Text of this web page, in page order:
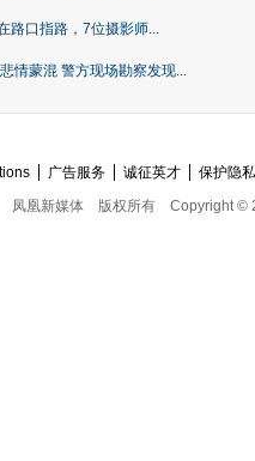
路口指路，7位摄影师...
情蒙混 警方现场勘察发现...
广告服务 诚征英才
保护隐
凤凰新媒体
版权所有 Copyright ©